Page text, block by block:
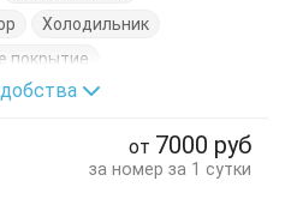
Холодильник
покрытие
Кровать двуспальная
от 7000 руб
за номер за 1 сутки